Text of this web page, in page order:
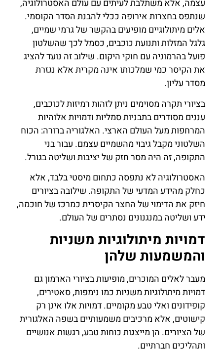
עצמה, אלא משתלבת לעיתים עם עולם האסטרולוגיה,
שנתפס בחצרות אירופה ככלי להבנת הסדר הקוסמי.
אלים מיתולוגיים מופיעים בהקשר של גרמי שמיים,
גלגל המזלות ותנועת כוכבים, כסמל לכך שהשלטון
פועל בהרמוניה עם חוקי היקום. שילוב זה נועד להציג
את הקיסר כמי שמלכותו אינה מקרית אלא נגזרת
מסדר עליון.
בציורי תקרה מסוימים ניתן לזהות רמיזות לכוכבים,
עננים מסודרים בתבניות סמליות ודמויות אלוהיות
המרחפות מעל העולם הארצי. האלגוריה ברורה: הכוח
השלטוני מקבל גיבוי מהשמיים עצמם. עבור בני
התקופה, זה היה מסר חזק של יציבות ושליטה בגורל.
האסטרולוגיה לא נתפסה כתחום מיסטי בלבד, אלא
כחלק מהידע המדעי של התקופה. שילובה בציורים
חיזק את הדימוי של החצר הקיסרית כמרכז של חוכמה,
ידע ושליטה במנגנונים נסתרים של העולם.
דמויות מיתולוגיות משניות
והמשמעות שלהן
מעבר לאלים המוכרים, מופיעות בציורי הארמון גם
דמויות מיתולוגיות משניות כמו נימפות, סאטירים,
קופידונים ואלי טבע מקומיים. דמויות אלו אינן רק
קישוטים, אלא מרכיבים משמעותיים בשפה האלגורית
של הציורים. הן מייצגות כוחות טבע, רגשות אנושיים
ותהליכים חברתיים.